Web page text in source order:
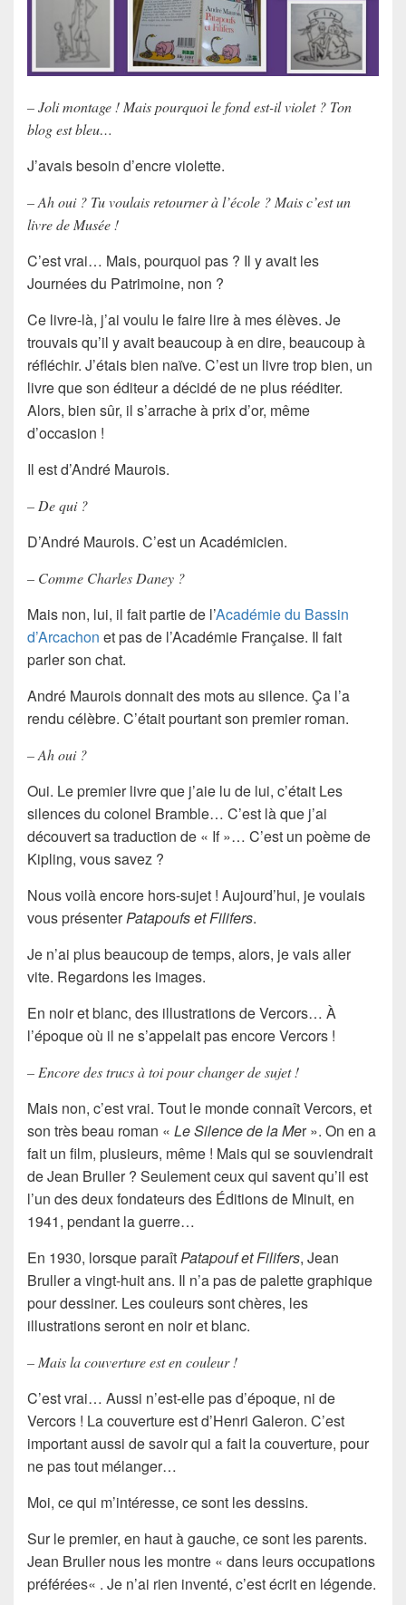
– Joli montage ! Mais pourquoi le fond est-il violet ? Ton
blog est bleu…
J’avais besoin d’encre violette.
– Ah oui ? Tu voulais retourner à l’école ? Mais c’est un
livre de Musée !
C’est vrai… Mais, pourquoi pas ? Il y avait les
Journées du Patrimoine, non ?
Ce livre-là, j’ai voulu le faire lire à mes élèves. Je
trouvais qu’il y avait beaucoup à en dire, beaucoup à
réfléchir. J’étais bien naïve. C’est un livre trop bien, un
livre que son éditeur a décidé de ne plus rééditer.
Alors, bien sûr, il s’arrache à prix d’or, même
d’occasion !
Il est d’André Maurois.
– De qui ?
D’André Maurois. C’est un Académicien.
– Comme Charles Daney ?
Mais non, lui, il fait partie de l’Académie du Bassin
d’Arcachon et pas de l’Académie Française. Il fait
parler son chat.
André Maurois donnait des mots au silence. Ça l’a
rendu célèbre. C’était pourtant son premier roman.
– Ah oui ?
Oui. Le premier livre que j’aie lu de lui, c’était Les
silences du colonel Bramble… C’est là que j’ai
découvert sa traduction de « If »… C’est un poème de
Kipling, vous savez ?
Nous voilà encore hors-sujet ! Aujourd’hui, je voulais
vous présenterPatapoufs et Filifers.
Je n’ai plus beaucoup de temps, alors, je vais aller
vite. Regardons les images.
En noir et blanc, des illustrations deVercors… À
l’époque où il ne s’appelait pas encore Vercors !
– Encore des trucs à toi pour changer de sujet !
Mais non, c’est vrai. Tout le monde connaît Vercors, et
son très beau roman « Le Silence de la Mer ». On en a
fait un film, plusieurs, même ! Mais qui se souviendrait
deJean Bruller? Seulement ceux qui savent qu’il est
l’un des deux fondateurs des Éditions de Minuit, en
1941, pendant la guerre…
En 1930, lorsque paraîtPatapouf et Filifers, Jean
Bruller a vingt-huit ans. Il n’a pas de palette graphique
pour dessiner. Les couleurs sont chères, les
illustrations seront en noir et blanc.
– Mais la couverture est en couleur !
C’est vrai… Aussi n’est-elle pas d’époque, ni de
Vercors ! La couverture est d’Henri Galeron. C’est
important aussi de savoir qui a fait la couverture, pour
ne pas tout mélanger…
Moi, ce qui m’intéresse, ce sont les dessins.
Sur le premier, en haut à gauche, ce sont les parents.
Jean Bruller nous les montre « dans leurs occupations
préférées« . Je n’ai rien inventé, c’est écrit en légende.